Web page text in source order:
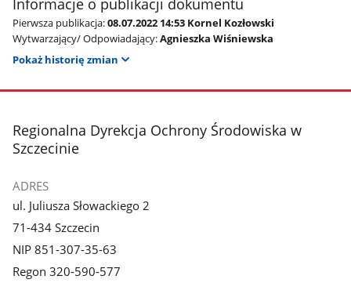
Informacje o publikacji dokumentu
Pierwsza publikacja:08.07.2022 14:53 Kornel Kozłowski
Wytwarzający/ Odpowiadający:Agnieszka Wiśniewska
Pokaż historię zmian
stopka
Regionalna Dyrekcja Ochrony Środowiska w
Szczecinie
ADRES
ul. Juliusza Słowackiego 2
71-434 Szczecin
NIP 851-307-35-63
Regon 320-590-577